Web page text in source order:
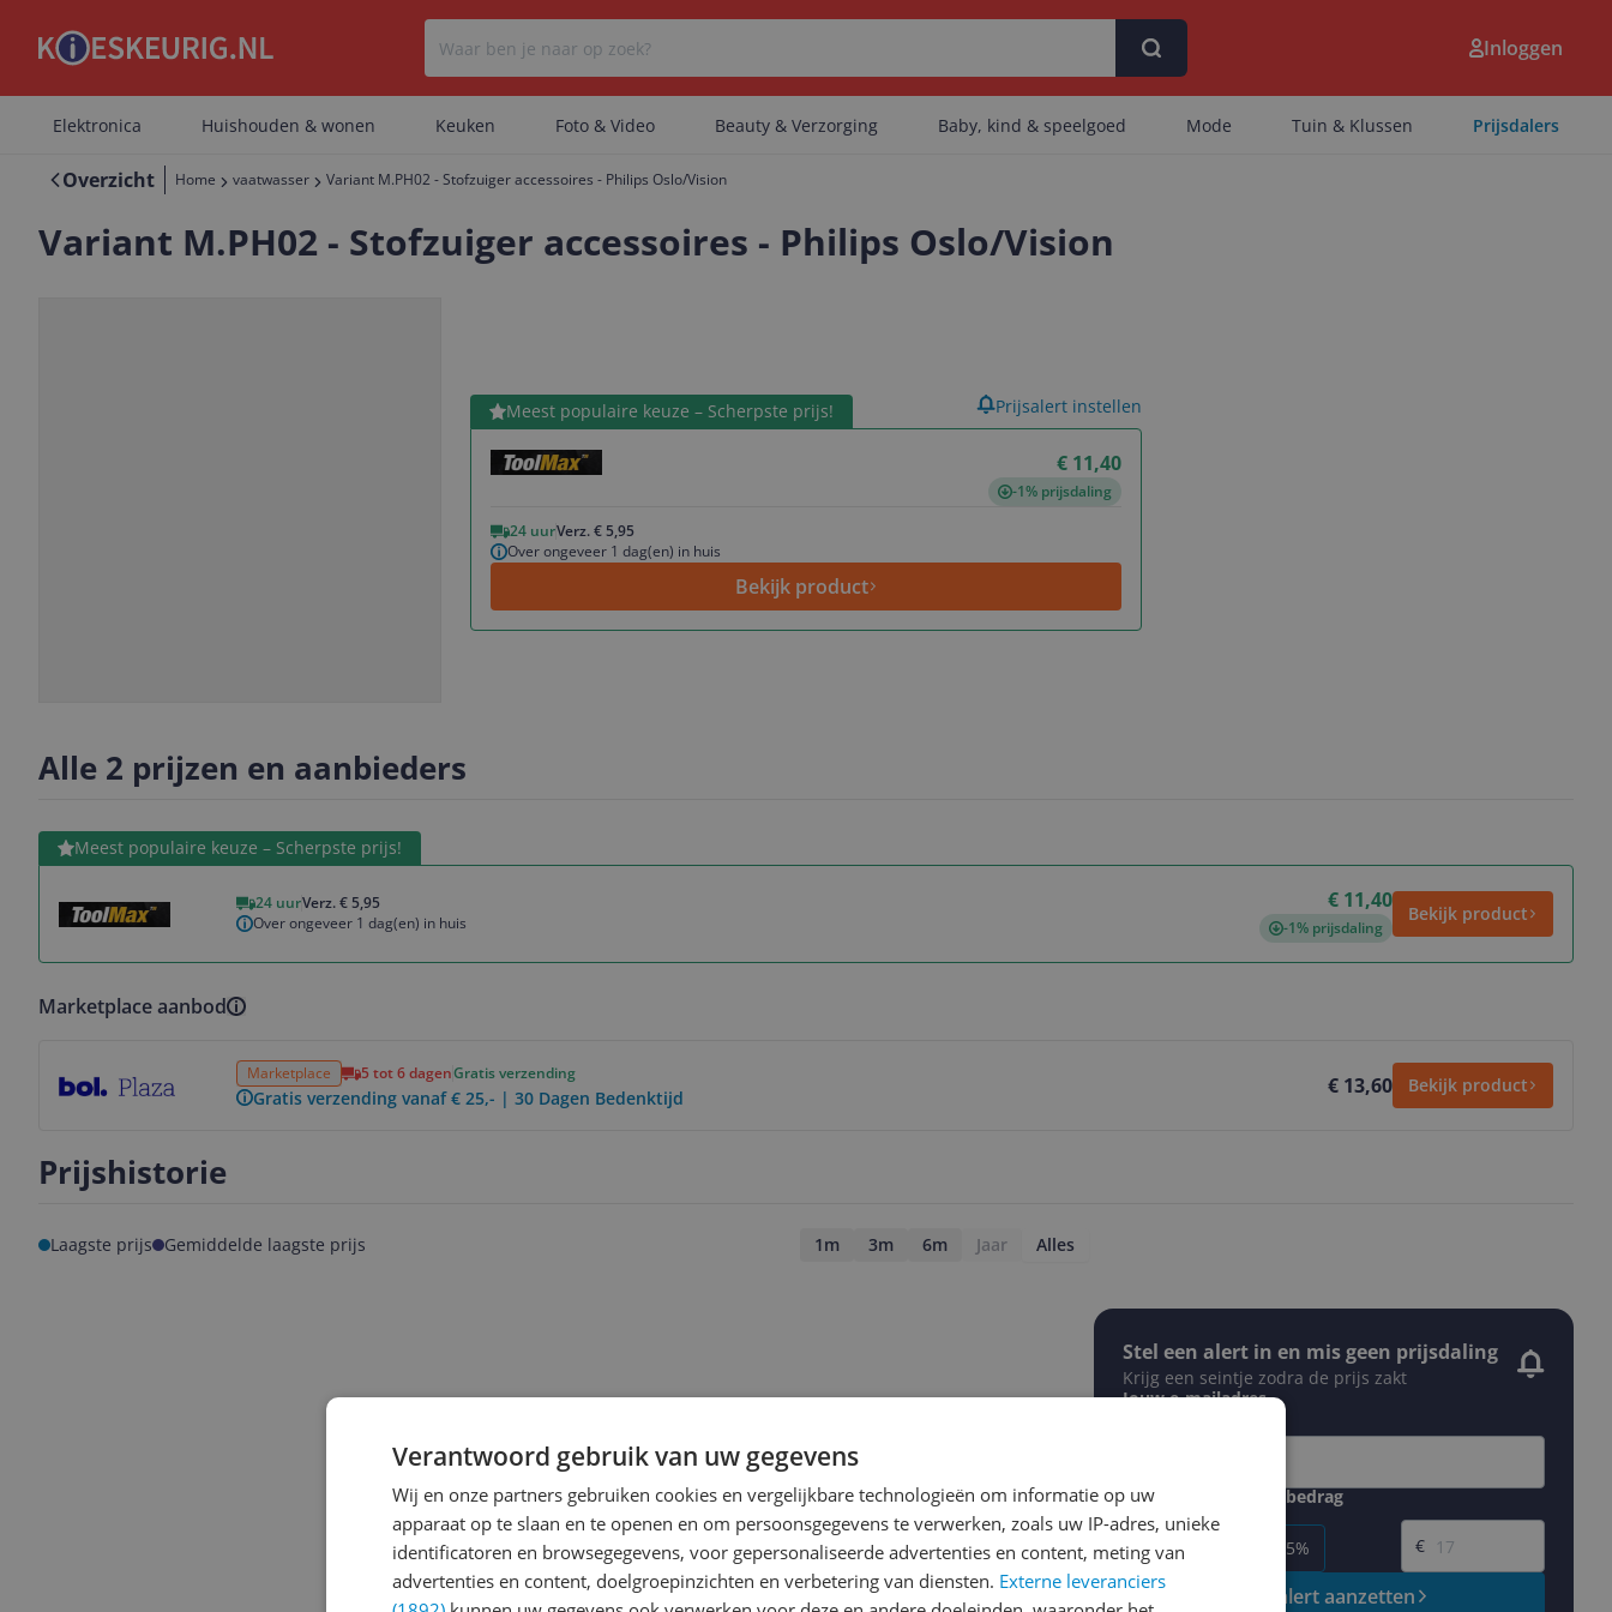
Er zijn geen categorieën gevonden.
Er zijn geen artikelen gevonden.
Inloggen
Elektronica Huishouden & wonen Keuken Foto & Video Beauty & Verzorging Baby, kind & speelgoed Mode Tuin & Klussen Prijsdalers
Overzicht Home vaatwasser Variant M.PH02 - Stofzuiger accessoires - Philips Oslo/Vision
Variant M.PH02 - Stofzuiger accessoires - Philips Oslo/Vision
Meest populaire keuze – Scherpste prijs!
€ 11,40
-1% prijsdaling
24 uurVerz. € 5,95
Over ongeveer 1 dag(en) in huis
Bekijk product
Bekijk product Prijsalert instellen
Alle 2 prijzen en aanbieders
Meest populaire keuze – Scherpste prijs!
24 uurVerz. € 5,95
Over ongeveer 1 dag(en) in huis
€ 11,40
-1% prijsdaling
Bekijk product
Bekijk product
Marketplace aanbod
Marketplace 5 tot 6 dagenGratis verzending
Gratis verzending vanaf € 25,- | 30 Dagen Bedenktijd € 13,60 Bekijk product
Prijshistorie
Laagste prijs Gemiddelde laagste prijs 1m 3m 6m Jaar Alles
Stel een alert in en mis geen prijsdaling
Krijg een seintje zodra de prijs zakt
Jouw e-mailadres
Gewenste daling of bedrag
-5% -15%
Gewenste prijs
€
Prijsalert aanzetten
Verantwoord gebruik van uw gegevens
Wij en onze partners gebruiken cookies en vergelijkbare technologieën om informatie op uw
apparaat op te slaan en te openen en om persoonsgegevens te verwerken, zoals uw IP-adres, unieke
identificatoren en browsegegevens, voor gepersonaliseerde advertenties en content, meting van
advertenties en content, doelgroepinzichten en verbetering van diensten. Externe leveranciers